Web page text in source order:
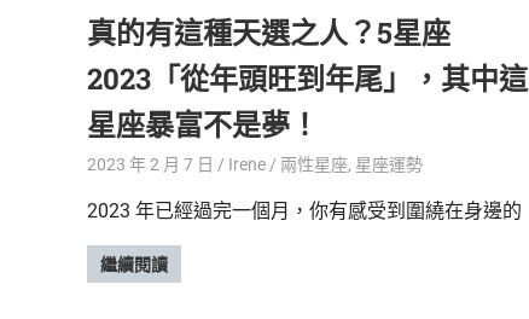
活
態
度
豐
的
時
尚
潮
生
活
旅
真的有這種天選之人？5星座
2023「從年頭旺到年尾」，其中這
星座暴富不是夢！
2023 年 2 月 7 日 Irene 兩性星座, 星座運勢
2023 年已經過完一個月，你有感受到圍繞在身邊的
繼續閱讀